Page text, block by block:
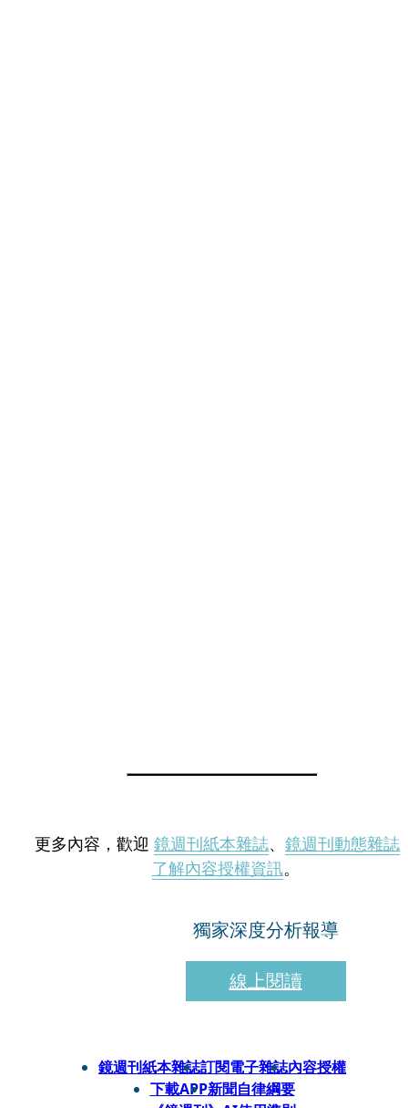
更多內容，歡迎 鏡週刊紙本雜誌、 鏡週刊動態雜誌
了解內容授權資訊。
獨家深度分析報導
線上閱讀
鏡週刊紙本雜誌訂閱電子雜誌內容授權
下載APP新聞自律綱要